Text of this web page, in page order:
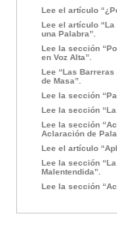
Lee el artículo
Lee el artículo
una Palabra”.
Lee la sección
en Voz Alta”.
Lee “Las
de Masa”.
Lee la sección
Lee la sección
Lee la sección
Aclaración de
Lee el artículo
Lee la sección
Malentendida”.
Lee la sección